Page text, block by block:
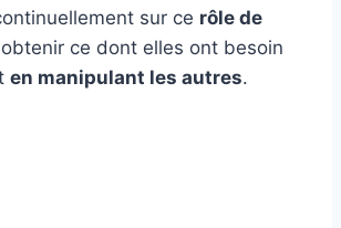
sur ce rôle de
ce dont elles ont besoin
en manipulant les autres.